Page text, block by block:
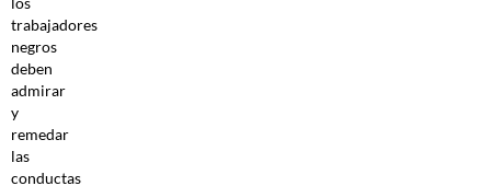
trabajadores
negros
deben
admirar
y
remedar
las
conductas